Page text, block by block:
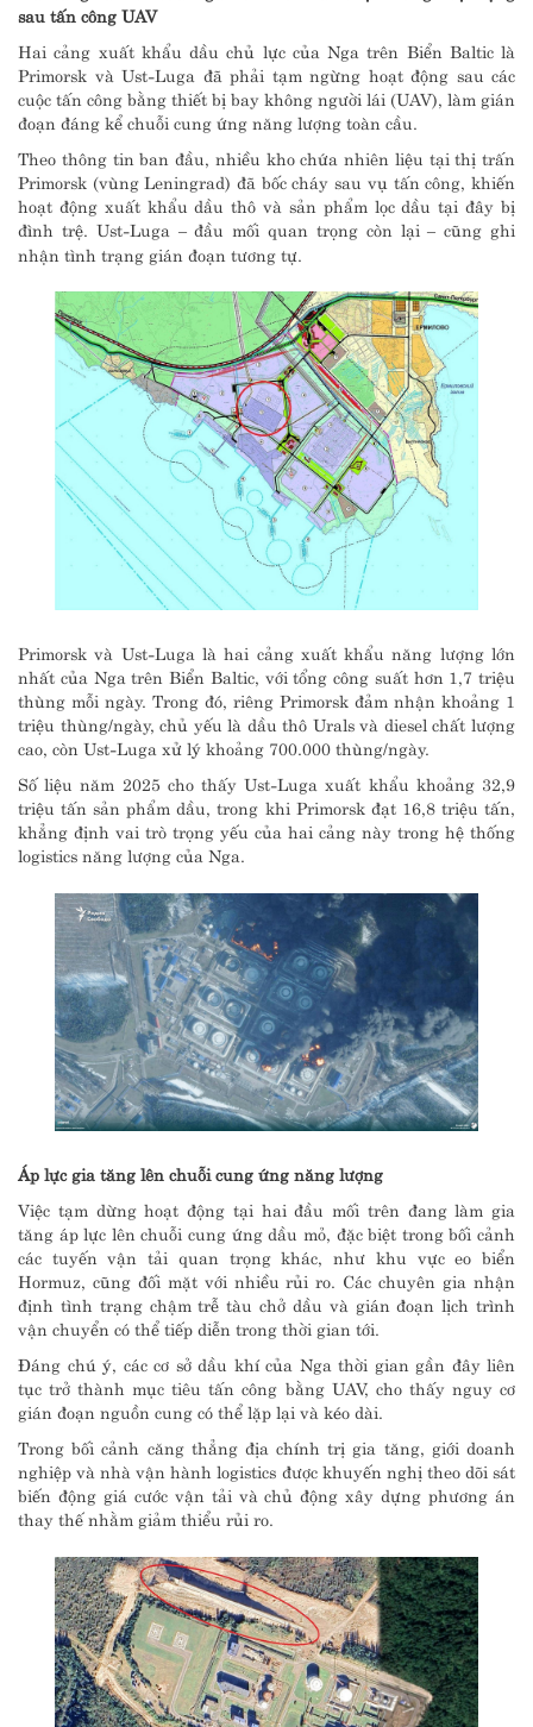
sau tấn công UAV
Hai cảng xuất khẩu dầu chủ lực của Nga trên Biển Baltic là
Primorsk và Ust-Luga đã phải tạm ngừng hoạt động sau các
cuộc tấn công bằng thiết bị bay không người lái (UAV), làm gián
đoạn đáng kể chuỗi cung ứng năng lượng toàn cầu.
Theo thông tin ban đầu, nhiều kho chứa nhiên liệu tại thị trấn
Primorsk (vùng Leningrad) đã bốc cháy sau vụ tấn công, khiến
hoạt động xuất khẩu dầu thô và sản phẩm lọc dầu tại đây bị
đình trệ. Ust-Luga – đầu mối quan trọng còn lại – cũng ghi
nhận tình trạng gián đoạn tương tự.
Primorsk và Ust-Luga là hai cảng xuất khẩu năng lượng lớn
nhất của Nga trên Biển Baltic, với tổng công suất hơn 1,7 triệu
thùng mỗi ngày. Trong đó, riêng Primorsk đảm nhận khoảng 1
triệu thùng/ngày, chủ yếu là dầu thô Urals và diesel chất lượng
cao, còn Ust-Luga xử lý khoảng 700.000 thùng/ngày.
Số liệu năm 2025 cho thấy Ust-Luga xuất khẩu khoảng 32,9
triệu tấn sản phẩm dầu, trong khi Primorsk đạt 16,8 triệu tấn,
khẳng định vai trò trọng yếu của hai cảng này trong hệ thống
logistics năng lượng của Nga.
Áp lực gia tăng lên chuỗi cung ứng năng lượng
Việc tạm dừng hoạt động tại hai đầu mối trên đang làm gia
tăng áp lực lên chuỗi cung ứng dầu mỏ, đặc biệt trong bối cảnh
các tuyến vận tải quan trọng khác, như khu vực eo biển
Hormuz, cũng đối mặt với nhiều rủi ro. Các chuyên gia nhận
định tình trạng chậm trễ tàu chở dầu và gián đoạn lịch trình
vận chuyển có thể tiếp diễn trong thời gian tới.
Đáng chú ý, các cơ sở dầu khí của Nga thời gian gần đây liên
tục trở thành mục tiêu tấn công bằng UAV, cho thấy nguy cơ
gián đoạn nguồn cung có thể lặp lại và kéo dài.
Trong bối cảnh căng thẳng địa chính trị gia tăng, giới doanh
nghiệp và nhà vận hành logistics được khuyến nghị theo dõi sát
biến động giá cước vận tải và chủ động xây dựng phương án
thay thế nhằm giảm thiểu rủi ro.